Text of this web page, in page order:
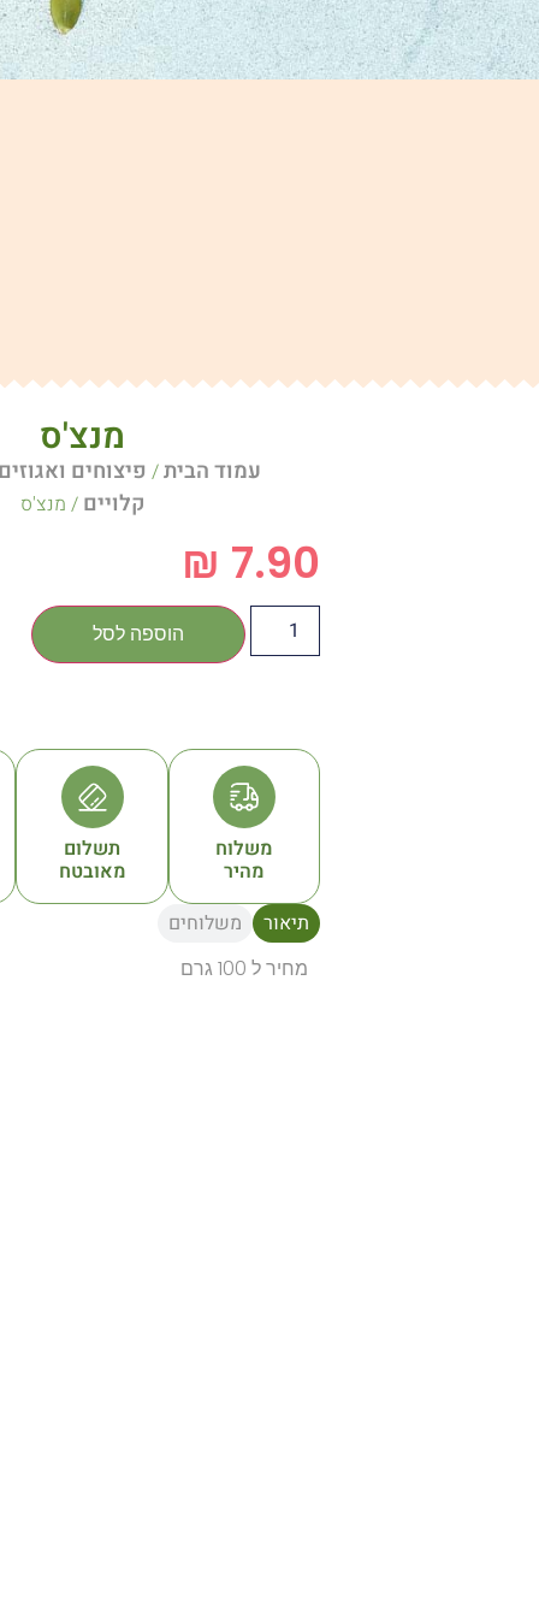
מנצ'ס
עמוד הבית/ פיצוחים
קלויים / מנצ'ס
7.90
₪
הוספה לסל
משלוח
מהיר
תשלום
מאובטח
תיאור
משלוחים
מחיר ל 100 גרם